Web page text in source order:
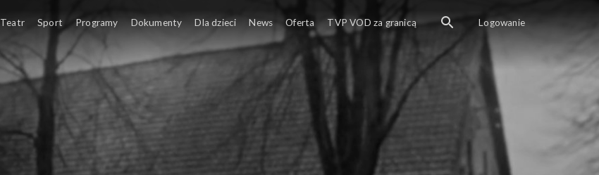
Teatr Sport Programy Dokumenty Dla dzieci News Oferta TVP VOD za granicą Logowanie